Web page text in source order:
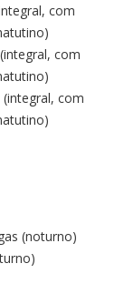
com
com
(integral, com
(noturno)